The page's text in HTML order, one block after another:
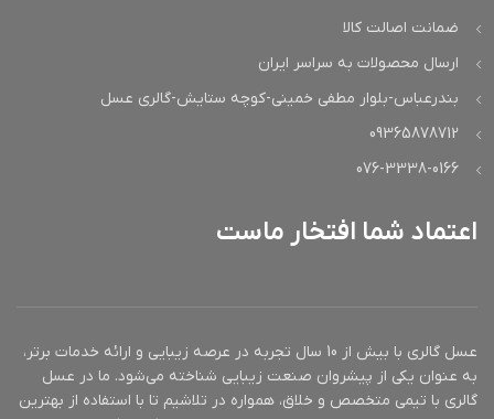
ضمانت اصالت کالا
ارسال محصولات به سراسر ایران
بندرعباس-بلوار مطفی خمینی-کوچه ستایش-گالری عسل
09365878712
076-3338-0166
اعتماد شما افتخار ماست
عسل گالری با بیش از 10 سال تجربه در عرصه زیبایی و ارائه خدمات برتر،
به عنوان یکی از پیشروان صنعت زیبایی شناخته می‌شود. ما در عسل
گالری با تیمی متخصص و خلاق، همواره در تلاشیم تا با استفاده از بهترین